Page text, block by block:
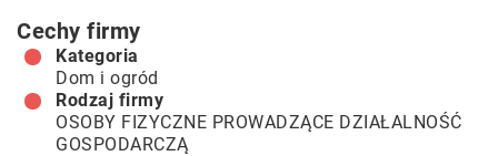
Cechy firmy
Kategoria
Dom i ogród
Rodzaj firmy
OSOBY FIZYCZNE PROWADZĄCE DZIAŁALNOŚĆ
GOSPODARCZĄ